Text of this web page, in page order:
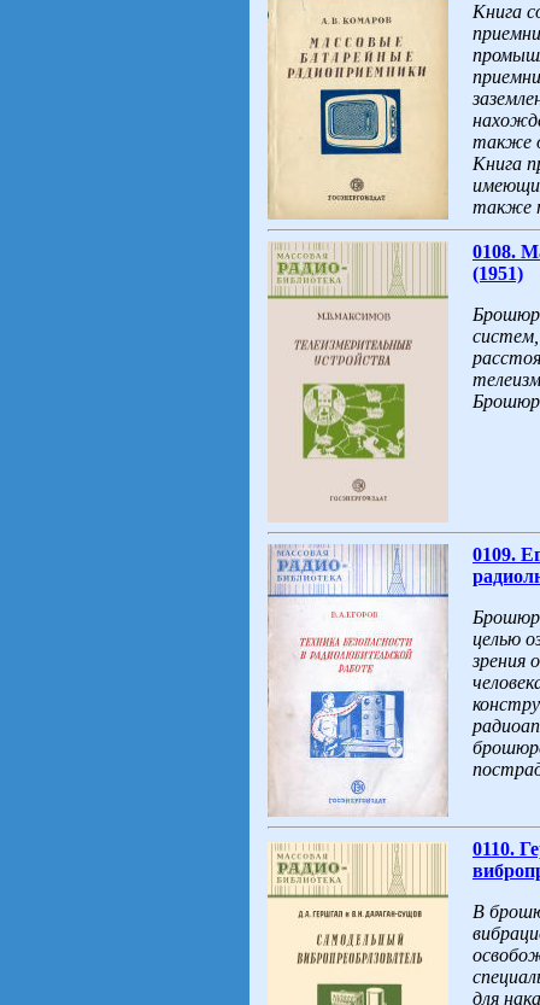
Книга
также
Книга
также
0108.
(1951)
0109.
целью
зрения
0110.
В
для